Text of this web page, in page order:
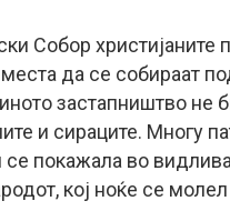
Собор христијаните
да се собираат
застапништво не
и сираците. Многу
се покажала во
кој ноќе се